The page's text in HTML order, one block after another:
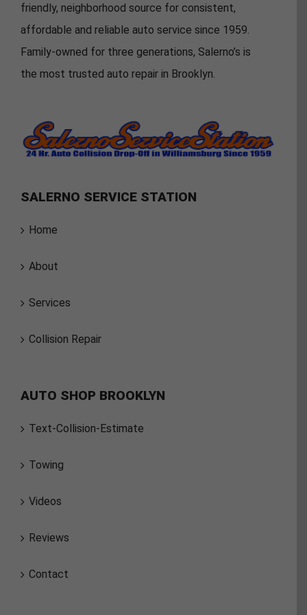
friendly, neighborhood source for consistent,
affordable and reliable auto service since 1959.
Family-owned for three generations, Salerno’s is
the most trusted auto repair in Brooklyn.
SALERNO SERVICE STATION
Home
About
Services
Collision Repair
AUTO SHOP BROOKLYN
Text-Collision-Estimate
Towing
Videos
Reviews
Contact